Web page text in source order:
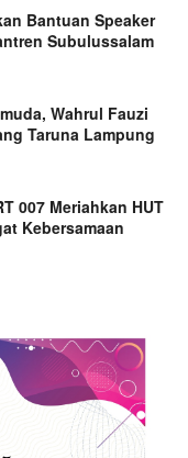
Bantuan Speaker
Subulussalam
Wahrul Fauzi
Taruna Lampung
007 Meriahkan HUT
Kebersamaan